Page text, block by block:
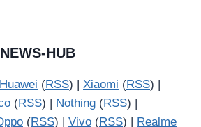
HUB
Huawei (RSS) | Xiaomi (RSS) |
(RSS) | Nothing (RSS) |
(RSS) | Vivo (RSS) |
Realme